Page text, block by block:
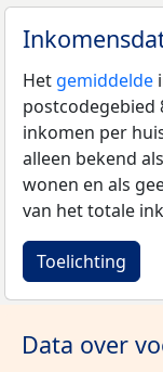
Het gemiddelde
postcodegebied
inkomen per
alleen bekend
wonen en als
van het totale
Toelichting
Data over